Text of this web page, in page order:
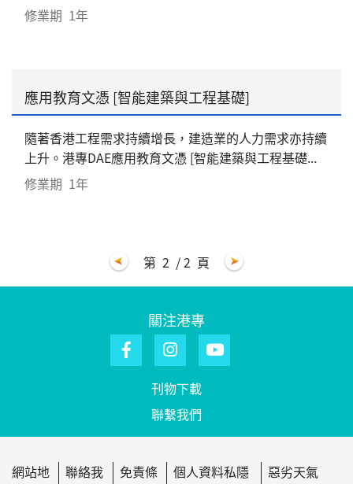
修業期 1年
應用教育文憑 [智能建築與工程基礎]
隨著香港工程需求持續增長，建造業的人力需求亦持續
上升。港專DAE應用教育文憑 [智能建築與工程基礎...
修業期 1年
第 2 / 2 頁
關注港專
刊物下載
聯繫我們
網站地
聯絡我
免責條
個人資料私隱
惡劣天氣